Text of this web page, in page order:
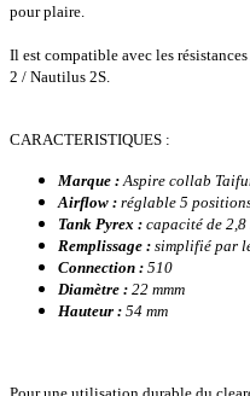
pour plaire.
Il est compatible avec les
2 / Nautilus 2S
CARACTERISTIQUES :
Marque : Aspire collab
Airflow : réglable 5
Tank Pyrex : capacité de 2,8
Remplissage : simplifié par
Connection : 510
Diamètre : 22 mmm
Hauteur : 54 mm